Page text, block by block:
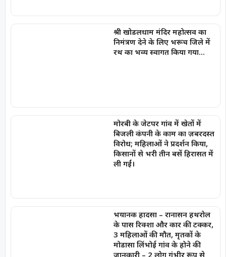
श्री खोडलधाम मंदिर महोत्सव का
निमंत्रण देने के लिए भरूच जिले में
रथ का भव्य स्वागत किया गया…
मोरबी के जेटपर गांव में खेतों में
बिजली कंपनी के काम का ज़बरदस्त
विरोध; महिलाओं ने प्रदर्शन किया,
किसानों से भरी तीन बसें हिरासत में
ली गईं।
भयानक हादसा – रानासन हथरोल
के पास रिक्शा और कार की टक्कर,
3 महिलाओं की मौत, मृतकों के
मोडासा लिंभोई गांव के होने की
जानकारी – 2 लोग गंभीर रूप से